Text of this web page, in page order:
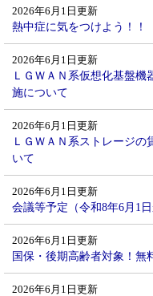
2026年6月1日更新
熱中症に気をつけよう！！
2026年6月1日更新
ＬＧＷＡＮ系仮想化基盤
施について
2026年6月1日更新
ＬＧＷＡＮ系ストレージ
いて
2026年6月1日更新
会議等予定（令和8年6月1
2026年6月1日更新
国保・後期高齢者対象！無
2026年6月1日更新